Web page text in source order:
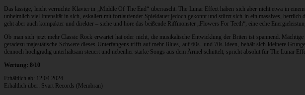
Das lässige, leicht verruchte Klavier in „Middle Of The End“ überrascht. The Lunar Effect haben sich aber nicht etwa in
unheimlich viel Intensität in sich, eskaliert mit fortlaufender Spieldauer jedoch gekonnt und stürzt sich in ein massives,
geht aber auch kompakter und direkter – siehe und höre das beißende Riffmonster „Flowers For Teeth“, eine eche
Ob man sich jetzt mehr Classic Rock erwartet hat oder nicht, die musikalische Entwicklung der Briten ist spannend.
geradezu majestätische Schwere dieses Unterfangens trifft auf mehr Blues, auf 60s- und 70s-Ideen, behält sich kleinere
dennoch hochgradig unterhaltsam steuert und nebenher starke Songs aus dem Ärmel schüttelt, spricht absolut für The Lunar
Wertung: 8/10
Erhältlich ab: 12.04.2024
Erhältlich über: Svart Records (Membran)